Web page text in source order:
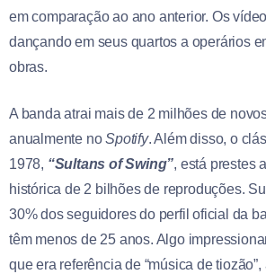
em comparação ao ano anterior. Os
dançando em seus quartos a operários
obras.
A banda atrai mais de 2 milhões de
anualmente noSpotify. Além disso, o
1978, “Sultans of Swing”, está prestes
histórica de 2 bilhões de reproduções.
30% dos seguidores do perfil oficial da
têm menos de 25 anos. Algo
que era referência de “música de